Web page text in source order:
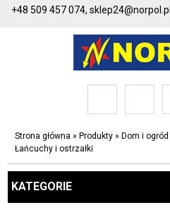
+48 509 457 074,sklep24@norpol.pl
Strona główna » Produkty » Dom i ogród
Łańcuchy i ostrzałki
KATEGORIE